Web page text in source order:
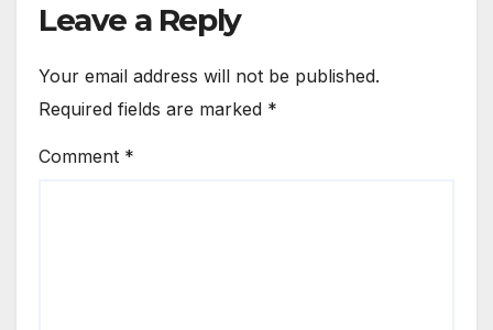
Leave a Reply
Your email address will not be published.
Required fields are marked *
Comment *